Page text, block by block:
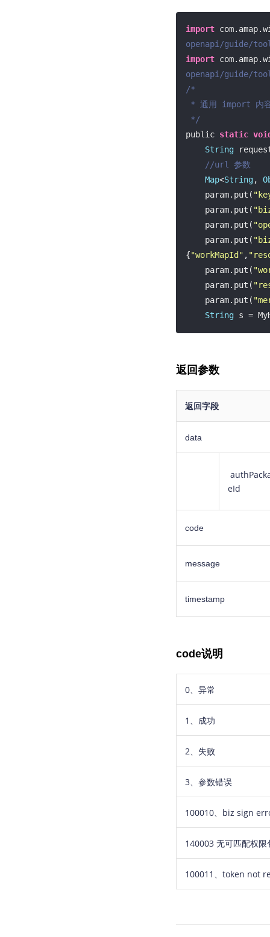
import
openapi/guide/
import
openapi/guide/
/*
*/
public static
String
//url 参数
Map<String,
    param.put(
    param.put(
    param.put(
    param.put(
{"workMapId" ,
    param.put(
    param.put(
    param.put(
String s =
返回参数
返回字段
data
eId
code
message
timestamp
code说明
0、异常
1、成功
2、失败
3、参数错误
100010、 biz sign
140003 无可匹配权限
100011、token not